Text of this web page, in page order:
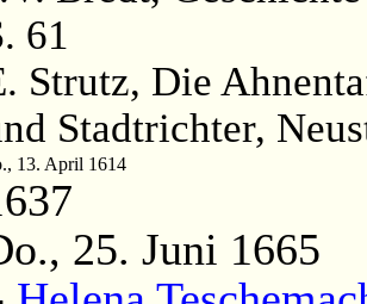
61
Strutz, Die
Stadtrichter,
13. April 1614
25. Juni 1665